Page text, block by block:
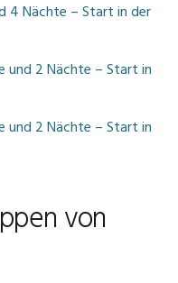
4 Nächte – Start in der
und 2 Nächte – Start in
und 2 Nächte – Start in
von